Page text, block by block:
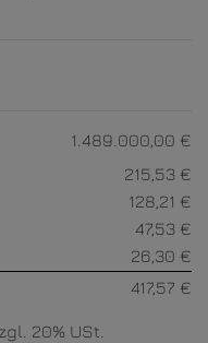
1.489.000,00 €
215,53 €
128,21 €
47,53 €
26,30 €
417,57 €
20% USt.